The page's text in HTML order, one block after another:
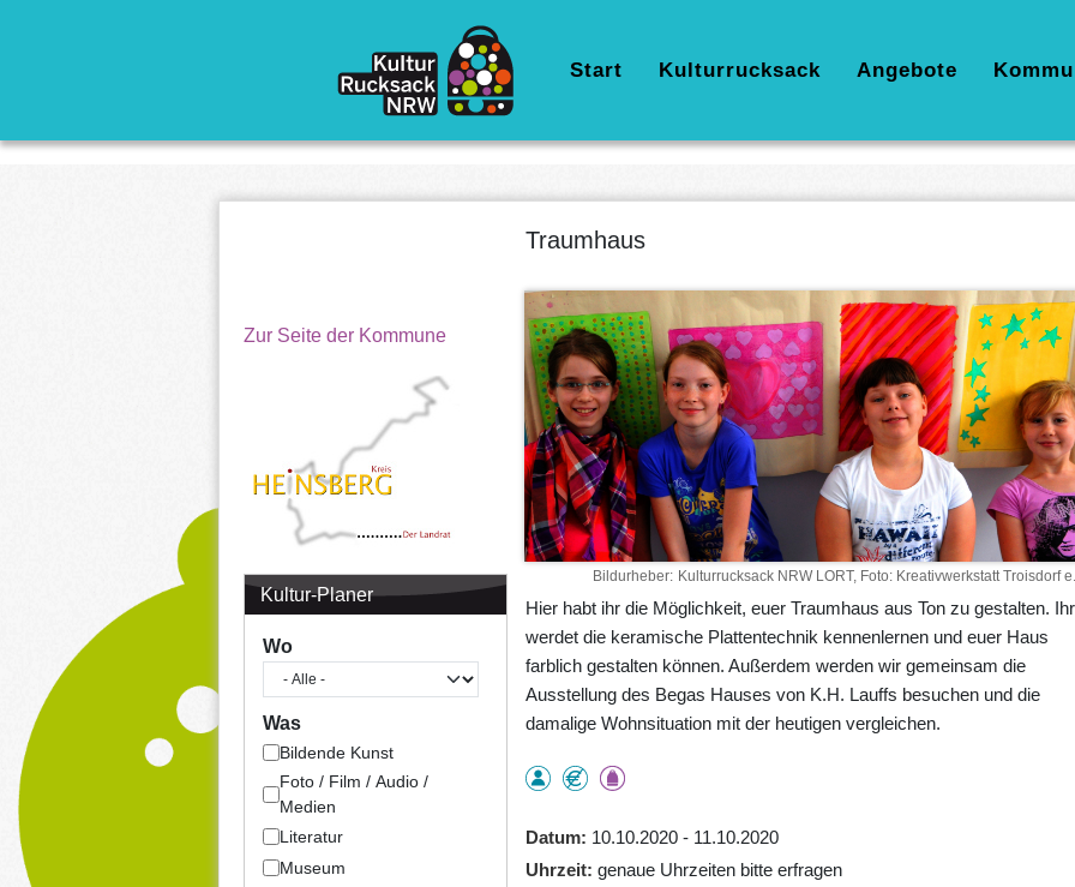
Hauptnavigation
Start Kulturrucksack Angebote
Zur Seite der Kommune
Kultur-Planer
Wo
Was
Bildende Kunst
Foto / Film / Audio /
Medien
Literatur
Museum
Traumhaus
Bildurheber Kulturrucksack NRW LORT, Foto: Kreativwerkstatt Troisdorf
Hier habt ihr die Möglichkeit, euer Traumhaus aus Ton zu gestalten. Ihr
werdet die keramische Plattentechnik kennenlernen und euer Haus
farblich gestalten können. Außerdem werden wir gemeinsam die
Ausstellung des Begas Hauses von K.H. Lauffs besuchen und die
damalige Wohnsituation mit der heutigen vergleichen.
Datum
10.10.2020 - 11.10.2020
Uhrzeit genaue Uhrzeiten bitte erfragen